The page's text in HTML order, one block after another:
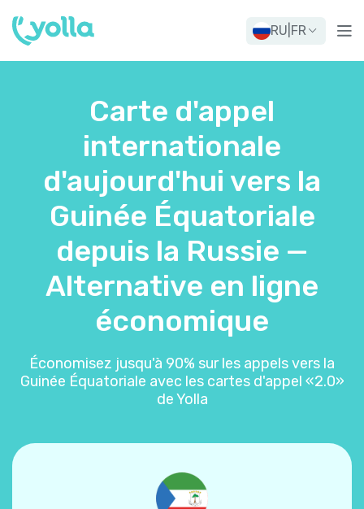
RU FR
Carte d'appel
internationale
d'aujourd'hui vers la
Guinée Équatoriale
depuis la Russie —
Alternative en ligne
économique
Économisez jusqu'à 90% sur les appels vers la
Guinée Équatoriale avec les cartes d'appel «2.0»
de Yolla